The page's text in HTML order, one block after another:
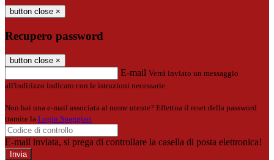
button close ×
Recupero password
button close ×
E-mail Verrà inviato un messaggio
all'indirizzo indicato con le istruzioni necessarie.
Non hai una e-mail associata al nome utente? Effettua il reset della password
tramite la Login Spaggiari
E-mail inviata, si prega di controllare la casella di posta elettronica!